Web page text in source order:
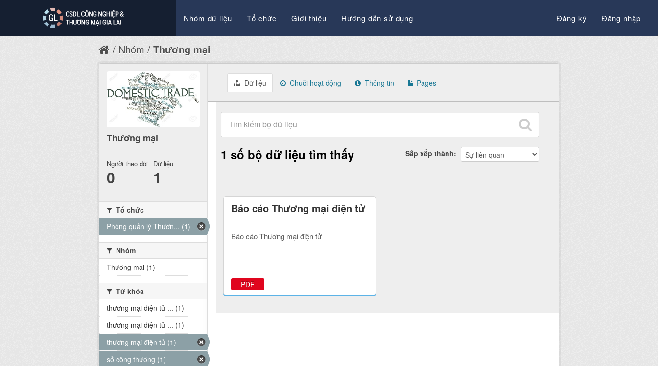
Nhóm dữ liệu Tổ chức Giới thiệu Hướng dẫn sử dụng Đăng ký Đăng nhập
Nhóm Thương mại
Dữ liệu Chuỗi hoạt động Thông tin Pages
Sắp xếp thành
1 số bộ dữ liệu tìm thấy
Báo cáo Thương mại điện tử
Báo cáo Thương mại điện tử
PDF
Thương mại
Người theo dõi
0
Dữ liệu
1
Tổ chức
Phòng quản lý Thươn... (1)
Nhóm
Thương mại (1)
Từ khóa
thương mại điện tử ... (1)
thương mại điện tử ... (1)
thương mại điện tử (1)
sở công thương (1)